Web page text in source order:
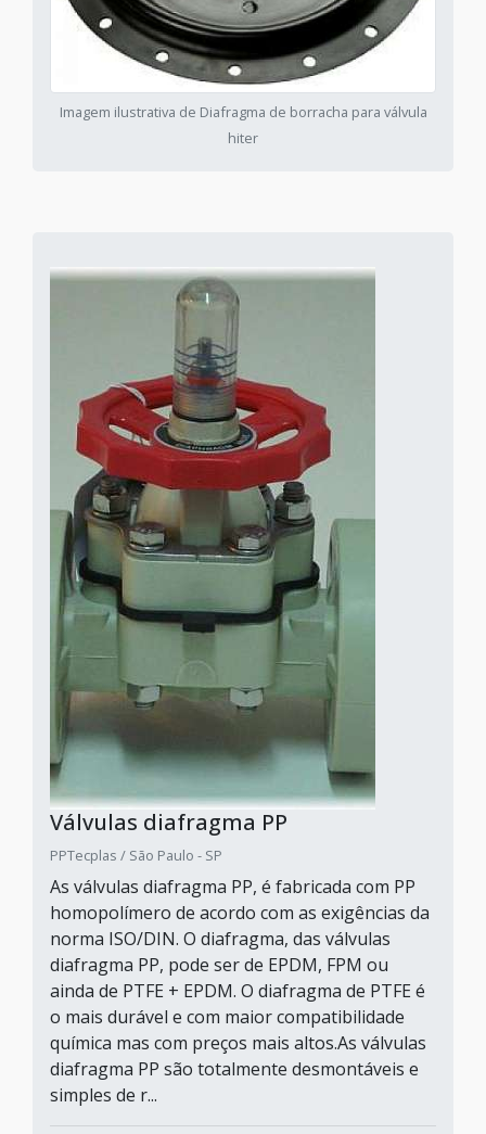
Imagem ilustrativa de Diafragma de borracha para válvula
hiter
Válvulas diafragma PP
PPTecplas / São Paulo - SP
As válvulas diafragma PP, é fabricada com PP
homopolímero de acordo com as exigências da
norma ISO/DIN. O diafragma, das válvulas
diafragma PP, pode ser de EPDM, FPM ou
ainda de PTFE + EPDM. O diafragma de PTFE é
o mais durável e com maior compatibilidade
química mas com preços mais altos.As válvulas
diafragma PP são totalmente desmontáveis e
simples de r...